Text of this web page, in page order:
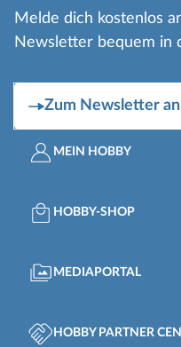
Melde dich kostenlos
Newsletter bequem in
Zum Newsletter
MEIN HOBBY
HOBBY-SHOP
MEDIAPORTAL
HOBBY PARTNER